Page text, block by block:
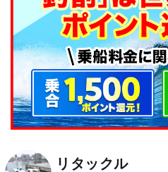
リタックル